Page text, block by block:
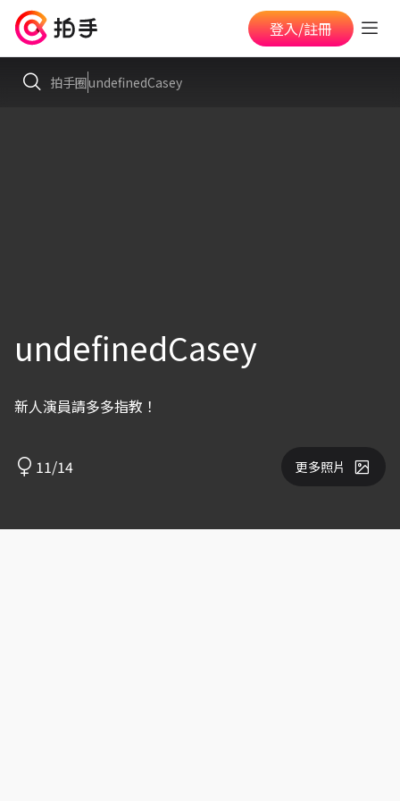
登入/註冊
拍手圈undefinedCasey
undefinedCasey
新人演員請多多指教！
11/14 更多照片